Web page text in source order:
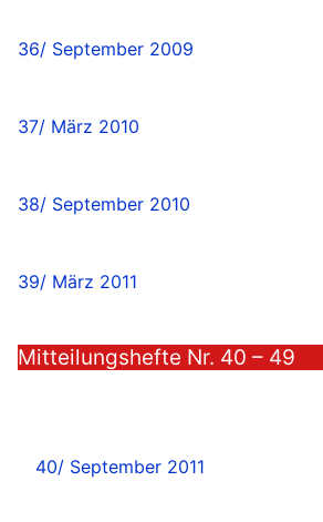
36/ September 2009
37/ März 2010
38/ September 2010
39/ März 2011
Mitteilungshefte Nr. 40 – 49
40/ September 2011